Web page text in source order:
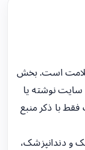
است. بخش
نوشته یا
با ذکر منبع
و دندانپزشک،